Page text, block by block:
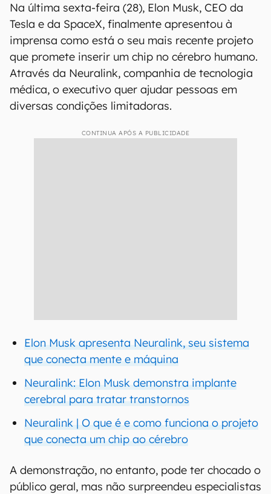
Na última sexta-feira (28), Elon Musk, CEO da
Tesla e da SpaceX, finalmente apresentou à
imprensa como está o seu mais recente projeto
que promete inserir um chip no cérebro humano.
Através da Neuralink, companhia de tecnologia
médica, o executivo quer ajudar pessoas em
diversas condições limitadoras.
CONTINUA APÓS A PUBLICIDADE
Elon Musk apresenta Neuralink, seu sistema
que conecta mente e máquina
Neuralink: Elon Musk demonstra implante
cerebral para tratar transtornos
Neuralink | O que é e como funciona o projeto
que conecta um chip ao cérebro
A demonstração, no entanto, pode ter chocado o
público geral, mas não surpreendeu especialistas